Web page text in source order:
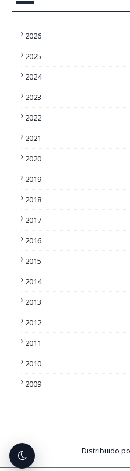
2026
2025
2024
2023
2022
2021
2020
2019
2018
2017
2016
2015
2014
2013
2012
2011
2010
2009
Distribuido